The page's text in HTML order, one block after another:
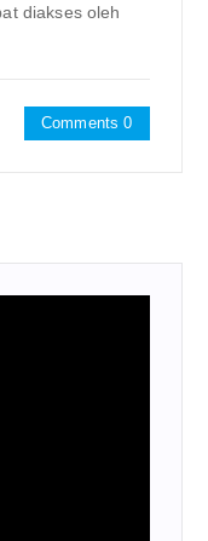
diakses oleh
Comments 0